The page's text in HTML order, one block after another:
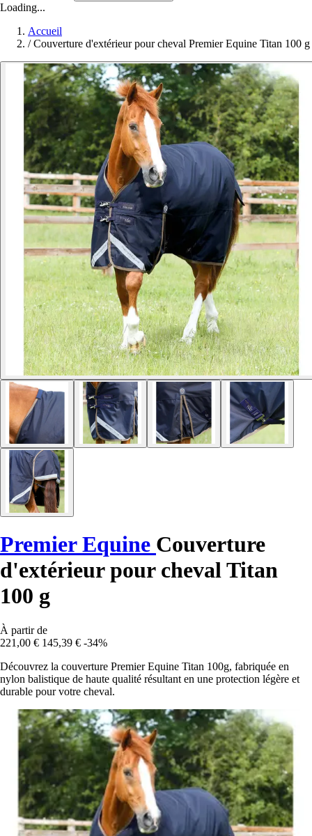
Loading...
Accueil
/ Couverture d'extérieur pour cheval Premier Equine Titan 100 g
Premier Equine Couverture
d'extérieur pour cheval Titan
100 g
À partir de
221,00 € 145,39 € -34%
Découvrez la couverture Premier Equine Titan 100g, fabriquée en
nylon balistique de haute qualité résultant en une protection légère et
durable pour votre cheval.